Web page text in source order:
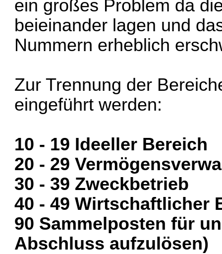
ein großes Problem da
beieinander lagen und
Nummern erheblich
Zur Trennung der
eingeführt werden:
10 - 19 Ideeller Bereich
20 - 29
30 - 39 Zweckbetrieb
40 - 49 Wirtschaftlicher
90 Sammelposten für
Abschluss aufzulösen)